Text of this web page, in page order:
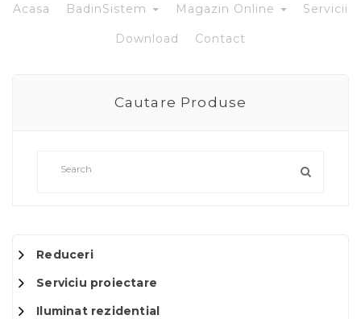
Acasa BadinSistem Magazin Online Servicii
Download Contact
Cautare Produse
Reduceri
Serviciu proiectare
Iluminat rezidential